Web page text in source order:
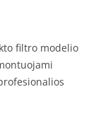
filtro modelio